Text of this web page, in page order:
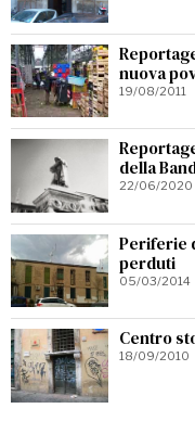
nuova
19/08/2011
della
22/06/2020
Periferie
perduti
05/03/2014
Centro
18/09/2010